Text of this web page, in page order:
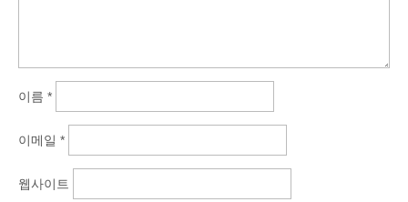
이름 *
이메일 *
웹사이트